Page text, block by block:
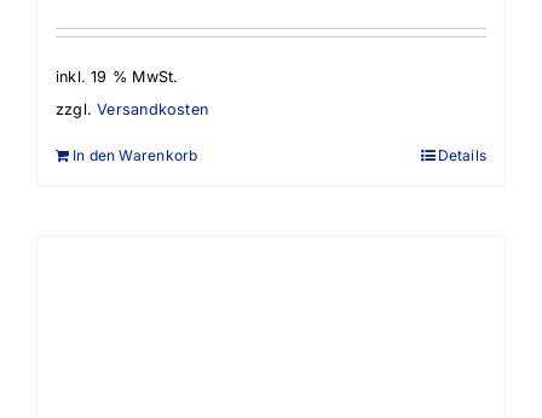
inkl. 19 % MwSt.
zzgl.Versandkosten
In den Warenkorb Details